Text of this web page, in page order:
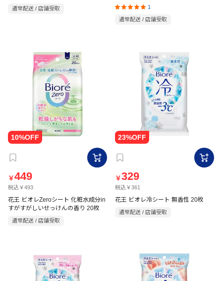
通常配送 / 店舗受取 1
通常配送 / 店舗受取
￥449
税込￥493
花王 ビオレZeroシート 化粧水成分in
すがすがしいせっけんの香り 20枚
通常配送 / 店舗受取
￥329
税込￥361
花王 ビオレ冷シート 無香性 20枚
通常配送 / 店舗受取